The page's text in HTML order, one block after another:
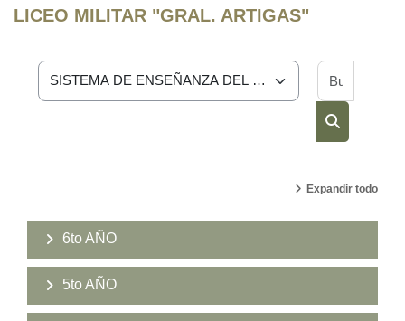
LICEO MILITAR "GRAL. ARTIGAS"
Categorías
Expandir todo
6to AÑO
5to AÑO